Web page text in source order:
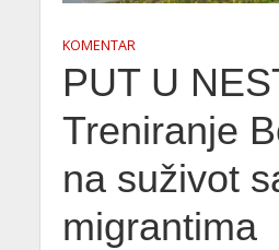
KOMENTAR
PUT U
Treniranje
na suživot
migrantima